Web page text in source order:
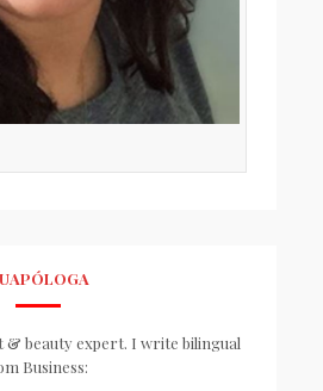
& beauty expert. I write bilingual
Business: